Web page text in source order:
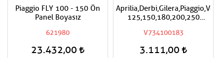
Piaggio FLY 100 - 150 Ön
Panel Boyasız
621980
23.432,00
125,150,180,200,250
V734100183
3.111,00